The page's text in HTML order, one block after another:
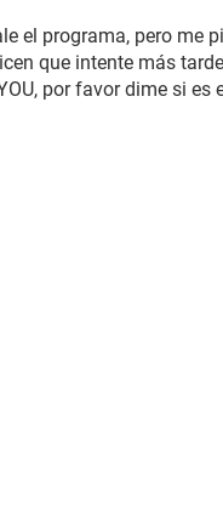
el programa, pero me
que intente más
por favor dime si es